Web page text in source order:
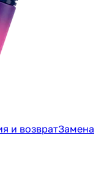
и возвратЗамена